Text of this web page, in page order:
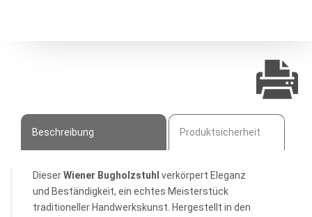
Beschreibung Produktsicherheit
DieserWiener Bugholzstuhl verkörpert Eleganz
und Beständigkeit, ein echtes Meisterstück
traditioneller Handwerkskunst. Hergestellt in den